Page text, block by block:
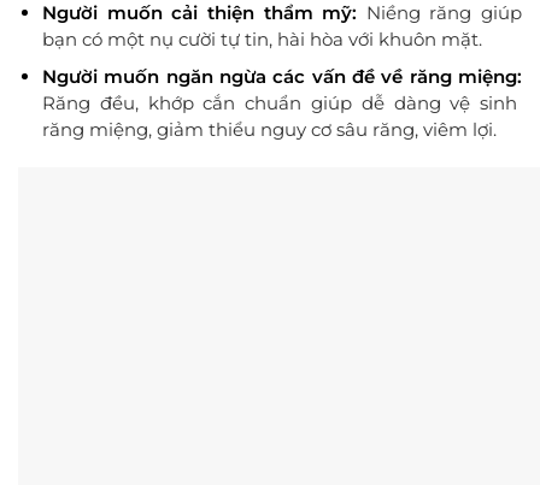
Người muốn cải thiện thẩm mỹ: Niềng răng giúp
bạn có một nụ cười tự tin, hài hòa với khuôn mặt.
Người muốn ngăn ngừa các vấn đề về răng miệng:
Răng đều, khớp cắn chuẩn giúp dễ dàng vệ sinh
răng miệng, giảm thiểu nguy cơ sâu răng, viêm lợi.